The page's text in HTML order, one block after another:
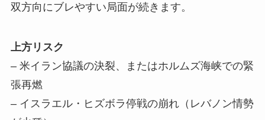
双方向にブレやすい局面が続きます。
上方リスク
– 米イラン協議の決裂、またはホルムズ海峡での緊
張再燃
– イスラエル・ヒズボラ停戦の崩れ（レバノン情勢